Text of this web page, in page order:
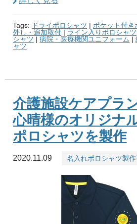
Tags: ドライポロシャツ | ポケット付き
外し・追加取付 | ライン入りポロシャツ
シャツ | 病院・医療機関ユニフォーム |
ャツ
介護施設ケアプラ
心晴様のオリジナ
ポロシャツを製作
2020.11.09 名入れポロシャツ製作